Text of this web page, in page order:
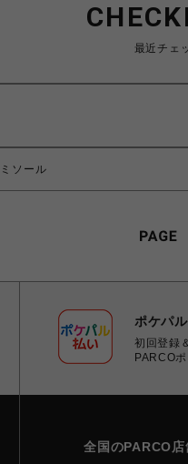
最近チェ
ソール
ポケパ
初回登録
PARCO
全国のPARCO店